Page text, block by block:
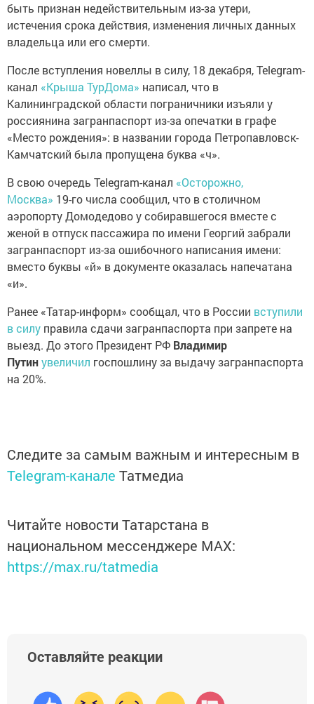
быть признан недействительным из-за утери,
истечения срока действия, изменения личных данных
владельца или его смерти.
После вступления новеллы в силу, 18 декабря, Telegram-
канал «Крыша ТурДома» написал, что в
Калининградской области пограничники изъяли у
россиянина загранпаспорт из-за опечатки в графе
«Место рождения»: в названии города Петропавловск-
Камчатский была пропущена буква «ч».
В свою очередь Telegram-канал «Осторожно,
Москва» 19-го числа сообщил, что в столичном
аэропорту Домодедово у собиравшегося вместе с
женой в отпуск пассажира по имени Георгий забрали
загранпаспорт из-за ошибочного написания имени:
вместо буквы «й» в документе оказалась напечатана
«и».
Ранее «Татар-информ» сообщал, что в России вступили
в силу правила сдачи загранпаспорта при запрете на
выезд. До этого Президент РФ Владимир
Путинувеличил госпошлину за выдачу загранпаспорта
на 20%.
Следите за самым важным и интересным в
Telegram-канале Татмедиа
Читайте новости Татарстана в
национальном мессенджере MАХ:
https://max.ru/tatmedia
Оставляйте реакции